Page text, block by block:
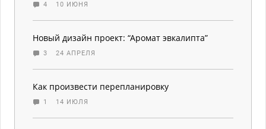
4 10 ИЮНЯ
Новый дизайн проект: “Аромат эвкалипта”
3 24 АПРЕЛЯ
Как произвести перепланировку
1 14 ИЮЛЯ